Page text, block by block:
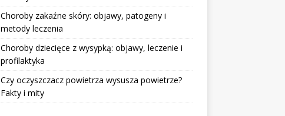
Choroby zakaźne skóry: objawy, patogeny i
metody leczenia
Choroby dziecięce z wysypką: objawy, leczenie i
profilaktyka
Czy oczyszczacz powietrza wysusza powietrze?
Fakty i mity